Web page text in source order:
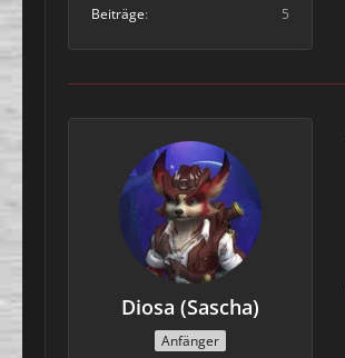
Beiträge
5
Diosa (Sascha)
Anfänger